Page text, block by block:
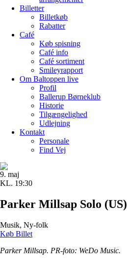
Billetter
Billetkøb
Rabatter
Café
Køb spisning
Café info
Café sortiment
Smileyrapport
Om Baltoppen live
Profil
Ballerup Børneklub
Historie
Tilgængelighed
Udlejning
Kontakt
Personale
Find Vej
9. maj
KL. 19:30
Parker Millsap Solo (US)
Musik, Ny-folk
Køb Billet
Parker Millsap. PR-foto: WeDo Music.